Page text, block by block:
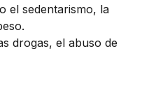
el sedentarismo, la
drogas, el abuso de